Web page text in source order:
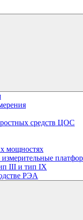
средств ЦОС
мощностях
III и тип IX
РЭА